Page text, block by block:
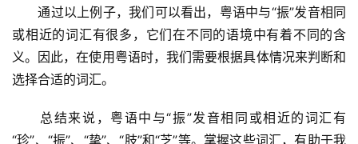
通过以上例子，我们可以看出，粤语中与“振”发音相同
或相近的词汇有很多，它们在不同的语境中有着不同的含
义。因此，在使用粤语时，我们需要根据具体情况来判断和
选择合适的词汇。
总结来说，粤语中与“振”发音相同或相近的词汇有
“珍”、“振”、“挚”、“肢”和“芝”等。掌握这些词汇，有助于我